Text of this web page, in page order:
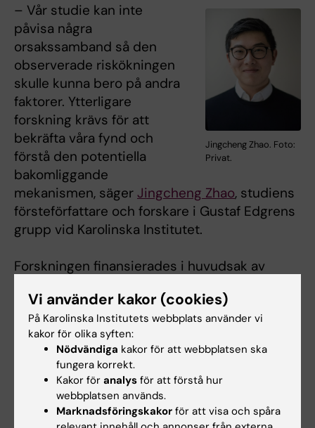
Jingcheng Zhao. Foto:
Privat.
– Vår studie kan inte
påvisa några
orsakssamband så den
observerade riskökningen
skulle kunna bero på andra
faktorer. Ytterligare
forskning krävs för att
bekräfta våra fynd och
förstå den potentiella
bakomliggande
mekanismen, säger Jingcheng Zhao, studiens
försteförfattare och forskare i Gustaf Edgrens
grupp vid Karolinska Institutet.
Forskningen finansierades i huvudsak av
medel). KI-forskarna rapporterar inga
företagsintressen (se den vetenskapliga
artikeln för en komplett förteckning över
medförfattarnas potentiella
intressekonflikter).
Publikation
Vi använder kakor (cookies)
På Karolinska Institutets webbplats använder vi
kakor för olika syften:
Nödvändiga kakor för att webbplatsen ska
fungera korrekt.
Kakor för analys för att förstå hur
webbplatsen används.
Marknadsföringskakor för att visa och spåra